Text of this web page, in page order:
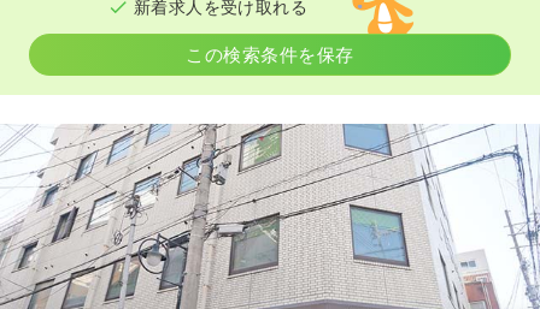
新着求人を受け取れる
この検索条件を保存